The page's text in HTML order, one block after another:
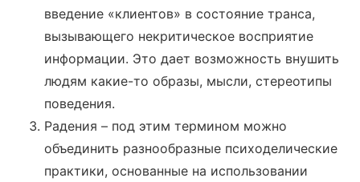
введение «клиентов» в состояние транса,
вызывающего некритическое восприятие
информации. Это дает возможность внушить
людям какие-то образы, мысли, стереотипы
поведения.
Радения – под этим термином можно
объединить разнообразные психоделические
практики, основанные на использовании